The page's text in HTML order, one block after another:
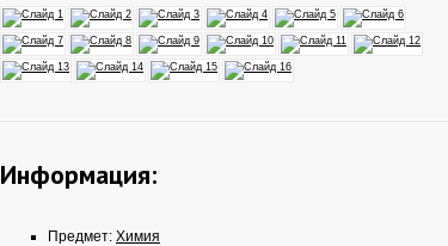
Информация:
Предмет: Химия